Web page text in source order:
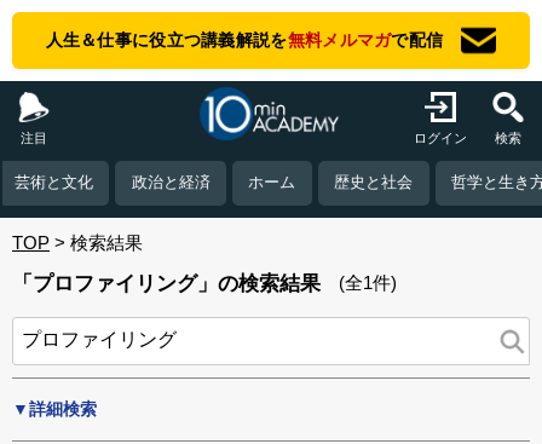
人生＆仕事に役立つ講義解説を無料メルマガで配信
注目 ログイン 検索
芸術と文化 政治と経済 ホーム 歴史と社会 哲学と生き
TOP 検索結果
「プロファイリング」の検索結果 (全1件)
▼詳細検索